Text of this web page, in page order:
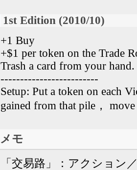
1st Edition (2010/10)
+1 Buy
+$1 per token on the Trade
Trash a card from your hand.
-------------------------
Setup: Put a token on each
gained from that pile，
メモ
「交易路」：アクション